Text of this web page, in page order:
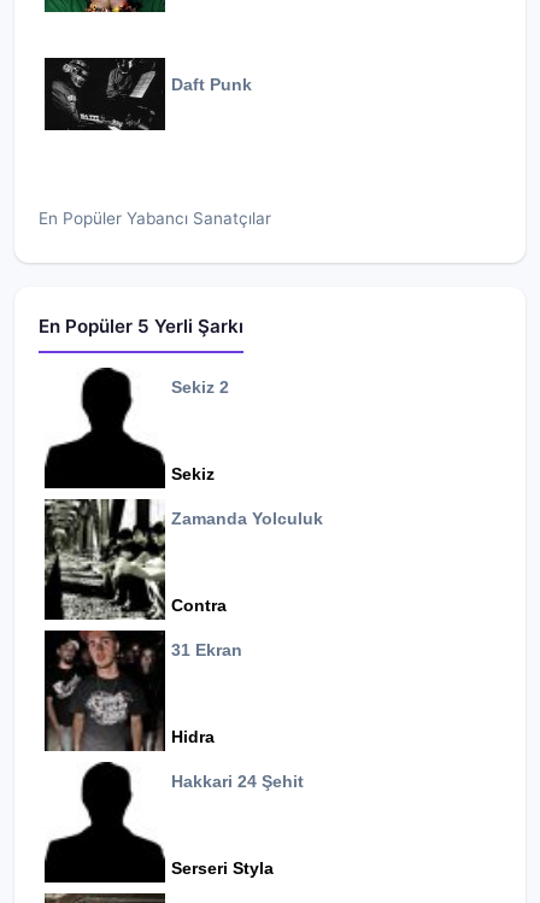
Daft Punk
En Popüler Yabancı Sanatçılar
En Popüler 5 Yerli Şarkı
Sekiz 2
Sekiz
Zamanda Yolculuk
Contra
31 Ekran
Hidra
Hakkari 24 Şehit
Serseri Styla